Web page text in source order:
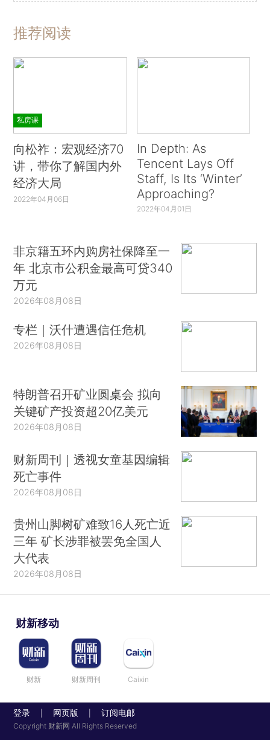
推荐阅读
私房课
向松祚：宏观经济70
讲，带你了解国内外
经济大局
2022年04月06日
In Depth: As
Tencent Lays Off
Staff, Is Its ‘Winter’
Approaching?
2022年04月01日
非京籍五环内购房社保降至一
年 北京市公积金最高可贷340
万元
2026年08月08日
专栏｜沃什遭遇信任危机
2026年08月08日
特朗普召开矿业圆桌会 拟向
关键矿产投资超20亿美元
2026年08月08日
财新周刊｜透视女童基因编辑
死亡事件
2026年08月08日
贵州山脚树矿难致16人死亡近
三年 矿长涉罪被罢免全国人
大代表
2026年08月08日
财新移动
财新 财新周刊 Caixin
登录 网页版 订阅电邮
Copyright 财新网 All Rights Reserved